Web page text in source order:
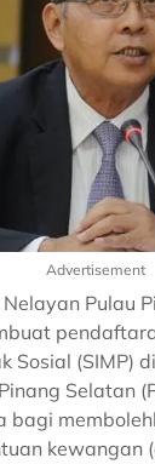
Advertisement
Nelayan Pulau
Sosial (SIMP)
Selatan
bagi
kewangan